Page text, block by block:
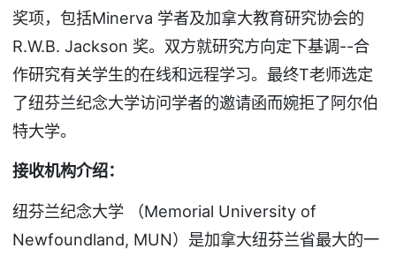
奖项，包括Minerva 学者及加拿大教育研究协会的
R.W.B. Jackson 奖。双方就研究方向定下基调--合
作研究有关学生的在线和远程学习。最终T老师选定
了纽芬兰纪念大学访问学者的邀请函而婉拒了阿尔伯
特大学。
接收机构介绍：
纽芬兰纪念大学 （Memorial University of
Newfoundland, MUN）是加拿大纽芬兰省最大的一